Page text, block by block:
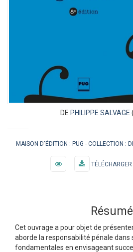
DE PHILIPPE SALVAGE
MAISON D'ÉDITION : PUG COLLECTION :
Résumé
Cet ouvrage a pour objet de
aborde la responsabilité pénale dans
fondamentales en envisageant